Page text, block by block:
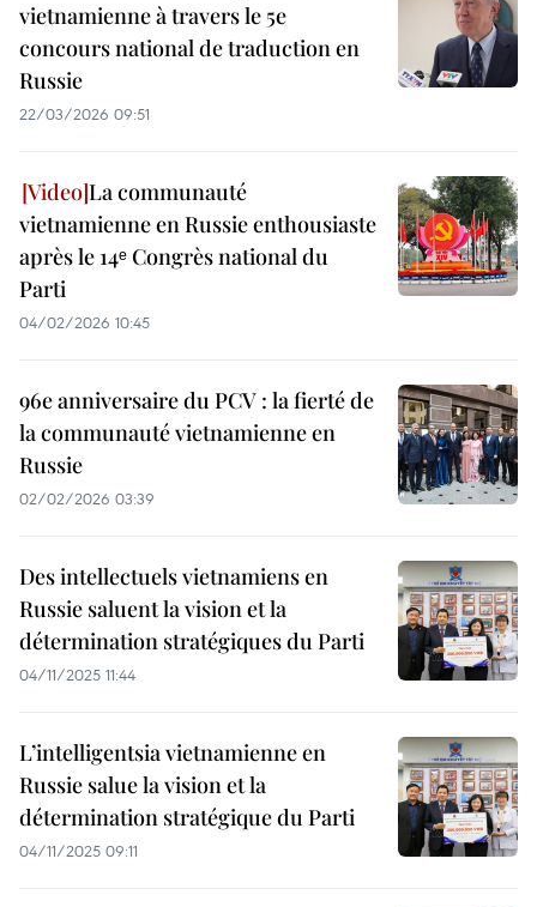
vietnamienne à travers le 5e
concours national de traduction en
Russie
22/03/2026 09:51
La communauté
vietnamienne en Russie enthousiaste
après le 14ᵉ Congrès national du
Parti
04/02/2026 10:45
96e anniversaire du PCV : la fierté de
la communauté vietnamienne en
Russie
02/02/2026 03:39
Des intellectuels vietnamiens en
Russie saluent la vision et la
détermination stratégiques du Parti
04/11/2025 11:44
L’intelligentsia vietnamienne en
Russie salue la vision et la
détermination stratégique du Parti
04/11/2025 09:11